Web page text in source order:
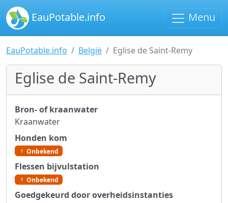
EauPotable.info Menu
EauPotable.info België Eglise de Saint-Remy
Eglise de Saint-Remy
Bron- of kraanwater
Kraanwater
Honden kom
Onbekend
Flessen bijvulstation
Onbekend
Goedgekeurd door overheidsinstanties